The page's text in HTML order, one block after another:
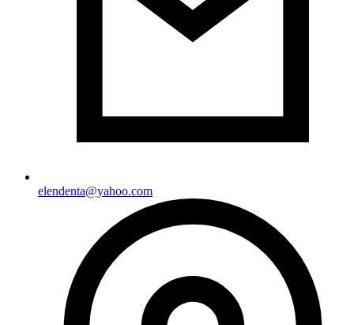
elendenta@yahoo.com